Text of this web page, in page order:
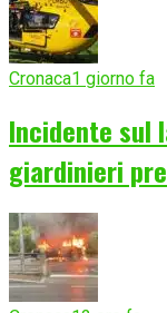
Cronaca1 giorno fa
Incidente sul
giardinieri